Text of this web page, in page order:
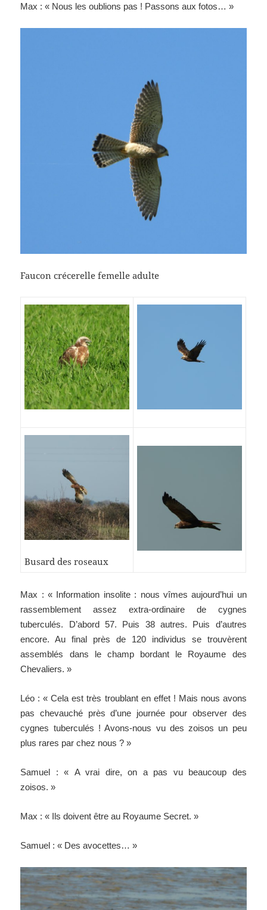
Max : « Nous les oublions pas ! Passons aux fotos… »
Faucon crécerelle femelle adulte
Busard des roseaux
Max : « Information insolite : nous vîmes aujourd’hui un
rassemblement assez extra-ordinaire de cygnes
tuberculés. D’abord 57. Puis 38 autres. Puis d’autres
encore. Au final près de 120 individus se trouvèrent
assemblés dans le champ bordant le Royaume des
Chevaliers. »
Léo : « Cela est très troublant en effet ! Mais nous avons
pas chevauché près d’une journée pour observer des
cygnes tuberculés ! Avons-nous vu des zoisos un peu
plus rares par chez nous ? »
Samuel : « A vrai dire, on a pas vu beaucoup des
zoisos. »
Max : « Ils doivent être au Royaume Secret. »
Samuel : « Des avocettes… »